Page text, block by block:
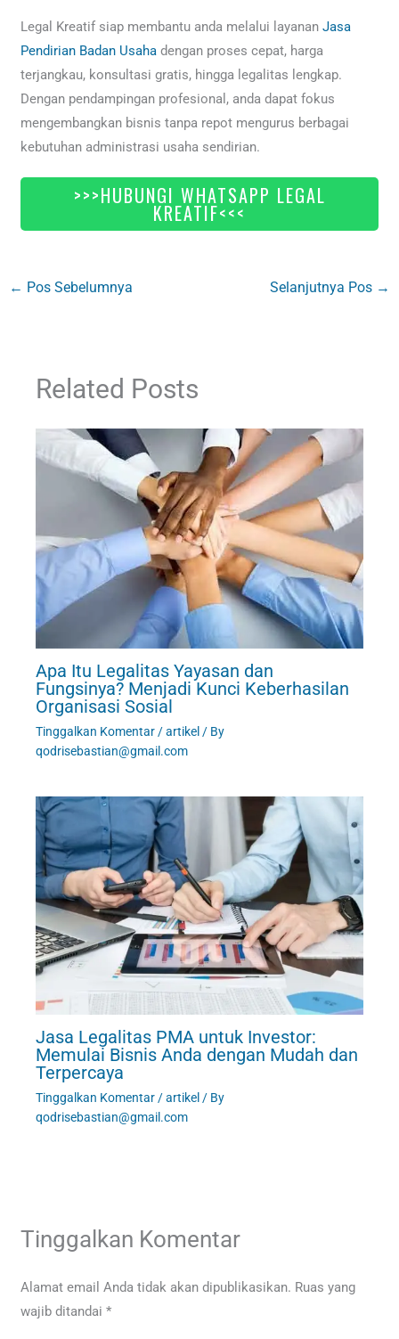
Legal Kreatif siap membantu anda melalui layananJasa
Pendirian Badan Usaha dengan proses cepat, harga
terjangkau, konsultasi gratis, hingga legalitas lengkap.
Dengan pendampingan profesional, anda dapat fokus
mengembangkan bisnis tanpa repot mengurus berbagai
kebutuhan administrasi usaha sendirian.
>>>HUBUNGI WHATSAPP LEGAL
KREATIF<<<
← Pos Sebelumnya Selanjutnya Pos →
Related Posts
Apa Itu Legalitas Yayasan dan
Fungsinya? Menjadi Kunci Keberhasilan
Organisasi Sosial
Tinggalkan Komentar/artikel / By
qodrisebastian@gmail.com
Jasa Legalitas PMA untuk Investor:
Memulai Bisnis Anda dengan Mudah dan
Terpercaya
Tinggalkan Komentar/artikel / By
qodrisebastian@gmail.com
Tinggalkan Komentar
Alamat email Anda tidak akan dipublikasikan. Ruas yang
wajib ditandai*